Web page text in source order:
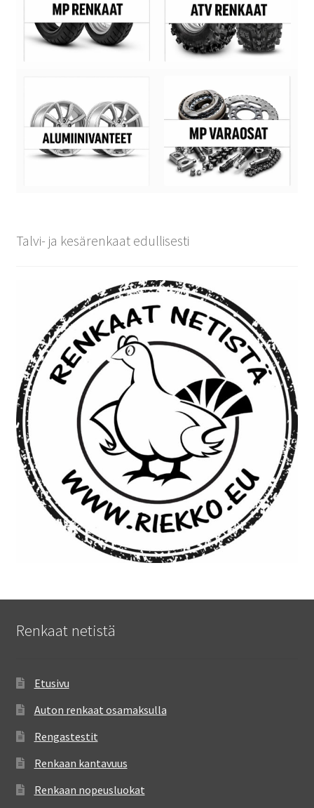
Talvi- ja kesärenkaat edullisesti
Renkaat netistä
Etusivu
Auton renkaat osamaksulla
Rengastestit
Renkaan kantavuus
Renkaan nopeusluokat